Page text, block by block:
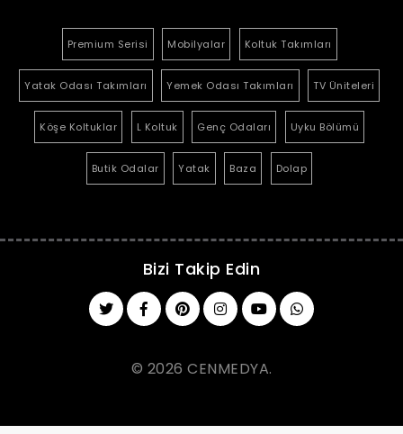
Premium Serisi Mobilyalar Koltuk Takımları
Yatak Odası Takımları Yemek Odası Takımları TV Üniteleri
Köşe Koltuklar L Koltuk Genç Odaları Uyku Bölümü
Butik Odalar Yatak Baza Dolap
Bizi Takip Edin
© 2026 CENMEDYA.